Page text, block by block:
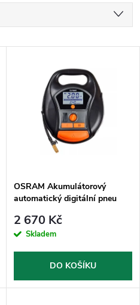
OSRAM Akumulátorový
automatický digitální pneu
2 670 Kč
Skladem
DO KOŠÍKU